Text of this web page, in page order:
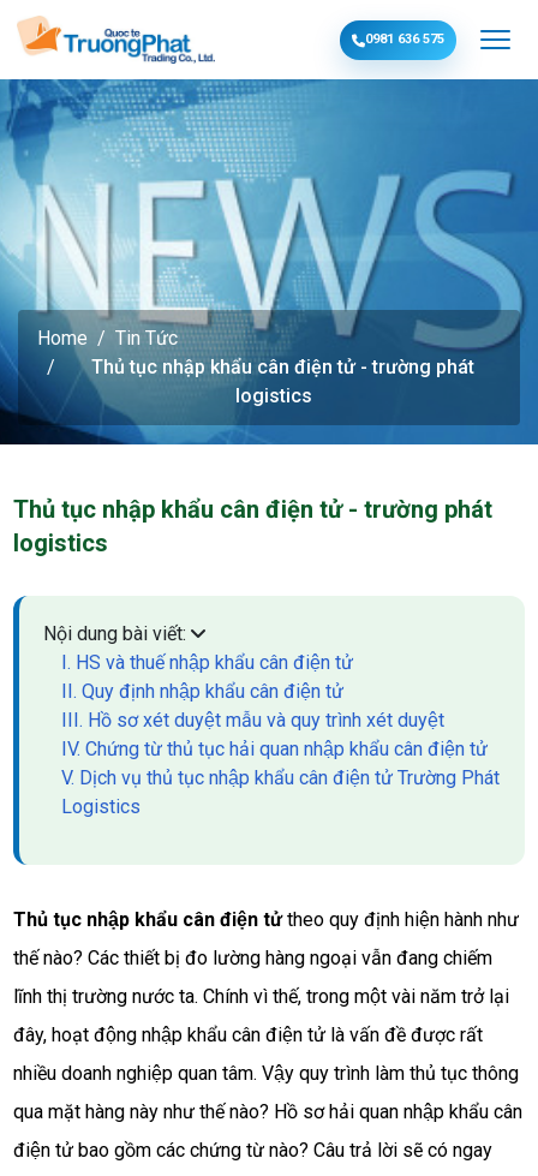
0981 636 575
Home
Tin Tức
Thủ tục nhập khẩu cân điện tử - trường phát
logistics
Thủ tục nhập khẩu cân điện tử - trường phát
logistics
Nội dung bài viết:
I. HS và thuế nhập khẩu cân điện tử
II. Quy định nhập khẩu cân điện tử
III. Hồ sơ xét duyệt mẫu và quy trình xét duyệt
IV. Chứng từ thủ tục hải quan nhập khẩu cân điện tử
V. Dịch vụ thủ tục nhập khẩu cân điện tử Trường Phát
Logistics
Thủ tục nhập khẩu cân điện tử theo quy định hiện hành như
thế nào? Các thiết bị đo lường hàng ngoại vẫn đang chiếm
lĩnh thị trường nước ta. Chính vì thế, trong một vài năm trở lại
đây, hoạt động nhập khẩu cân điện tử là vấn đề được rất
nhiều doanh nghiệp quan tâm. Vậy quy trình làm thủ tục thông
qua mặt hàng này như thế nào? Hồ sơ hải quan nhập khẩu cân
điện tử bao gồm các chứng từ nào? Câu trả lời sẽ có ngay